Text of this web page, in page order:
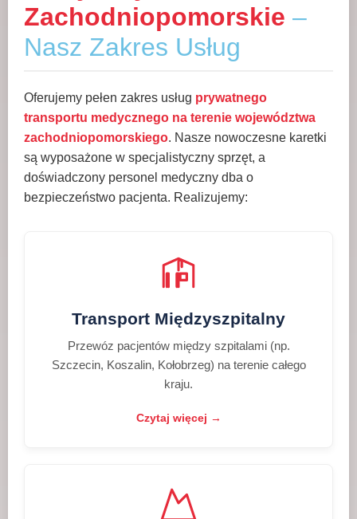
Zachodniopomorskie –
Nasz Zakres Usług
Oferujemy pełen zakres usług prywatnego
transportu medycznego na terenie województwa
zachodniopomorskiego. Nasze nowoczesne karetki
są wyposażone w specjalistyczny sprzęt, a
doświadczony personel medyczny dba o
bezpieczeństwo pacjenta. Realizujemy:
Transport Międzyszpitalny
Przewóz pacjentów między szpitalami (np.
Szczecin, Koszalin, Kołobrzeg) na terenie całego
kraju.
Czytaj więcej →